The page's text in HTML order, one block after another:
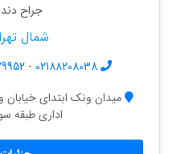
جراح
شمال
02188208038
-
میدان ونک ابتدای
اداری طبقه